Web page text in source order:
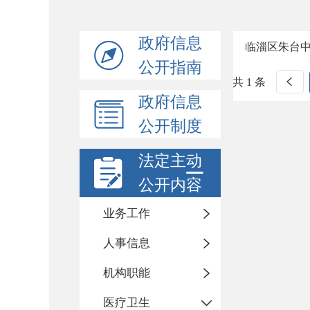
政府信息
公开指南
政府信息
公开制度
法定主动
公开内容
业务工作
人事信息
机构职能
医疗卫生
临淄区朱台
共 1 条